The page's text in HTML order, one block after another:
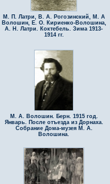
М. П. Латри, В. А. Рогозинский, М. А
Волошин, Е. О. Кириенко-Волошина,
А. Н. Латри. Коктебель. Зима 1913-
1914 гг.
М. А. Волошин. Берн. 1915 год.
Январь. После отъезда из Дорнаха.
Собрание Дома-музея М. А.
Волошина.